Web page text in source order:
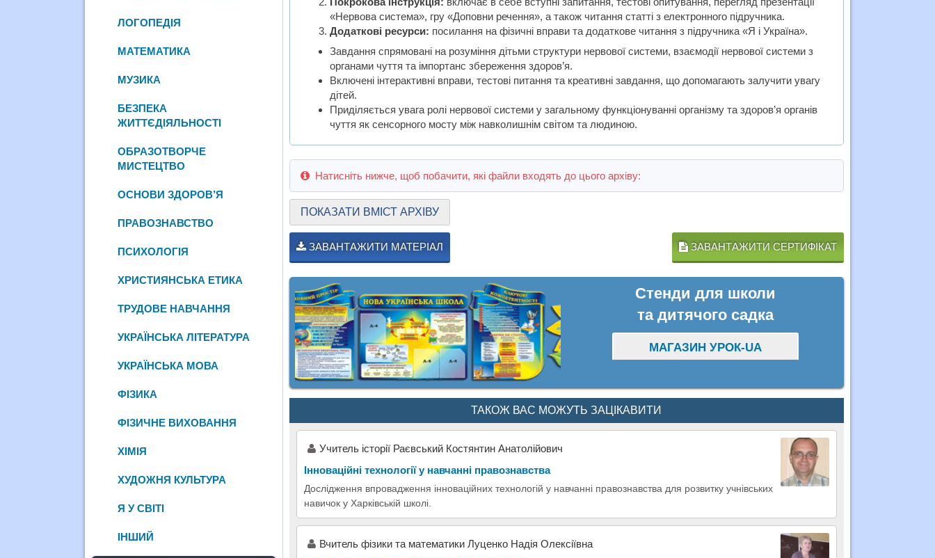
«Нервова система», гру «Доповни речення», а також читання статті з електронного підручника.
Додаткові ресурси: посилання на фізичні вправи та додаткове читання з підручника «Я і Україна».
Завдання спрямовані на розуміння дітьми структури нервової системи, взаємодії нервової системи з
органами чуття та імпортанс збереження здоров’я.
Включені інтерактивні вправи, тестові питання та креативні завдання, що допомагають залучити увагу
дітей.
Приділяється увага ролі нервової системи у загальному функціонуванні організму та здоров’я органів
чуття як сенсорного мосту між навколишнім світом та людиною.
Натисніть нижче, щоб побачити, які файли входять до цього архіву:
ПОКАЗАТИ ВМІСТ АРХІВУ
ЗАВАНТАЖИТИ МАТЕРІАЛ ЗАВАНТАЖИТИ СЕРТИФІКАТ
Стенди для школи
та дитячого садка
МАГАЗИН УРОК-UA
ТАКОЖ ВАС МОЖУТЬ ЗАЦІКАВИТИ
Учитель історії Раєвський Костянтин Анатолійович
Інноваційні технології у навчанні правознавства
Дослідження впровадження інноваційних технологій у навчанні правознавства для розвитку учнівських
навичок у Харківській школі.
Вчитель фізики та математики Луценко Надія Олексіївна
ЛОГОПЕДІЯ
МАТЕМАТИКА
МУЗИКА
БЕЗПЕКА
ЖИТТЄДІЯЛЬНОСТІ
ОБРАЗОТВОРЧЕ
МИСТЕЦТВО
ОСНОВИ ЗДОРОВ’Я
ПРАВОЗНАВСТВО
ПСИХОЛОГІЯ
ХРИСТИЯНСЬКА ЕТИКА
ТРУДОВЕ НАВЧАННЯ
УКРАЇНСЬКА ЛІТЕРАТУРА
УКРАЇНСЬКА МОВА
ФІЗИКА
ФІЗИЧНЕ ВИХОВАННЯ
ХІМІЯ
ХУДОЖНЯ КУЛЬТУРА
Я У СВІТІ
ІНШИЙ